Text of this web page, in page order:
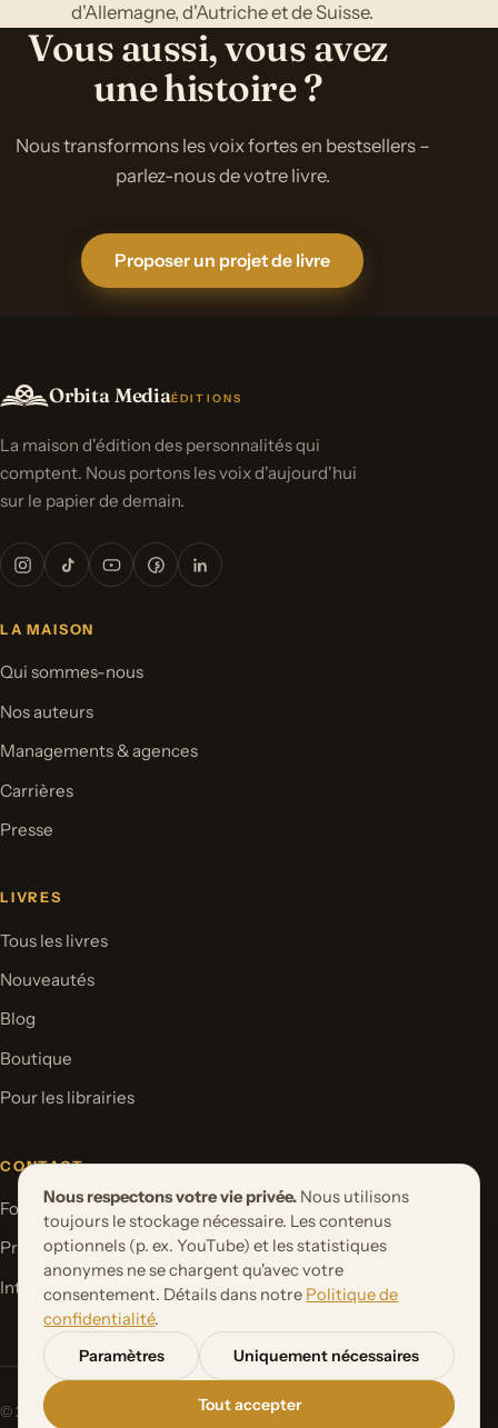
d'Allemagne, d'Autriche et de Suisse.
Vous aussi, vous avez
une histoire ?
Nous transformons les voix fortes en bestsellers –
parlez-nous de votre livre.
Proposer un projet de livre
Orbita MediaÉDITIONS
La maison d'édition des personnalités qui
comptent. Nous portons les voix d'aujourd'hui
sur le papier de demain.
LA MAISON
Qui sommes-nous
Nos auteurs
Managements & agences
Carrières
Presse
LIVRES
Tous les livres
Nouveautés
Blog
Boutique
Pour les librairies
CONTACT
Formulaire de contact
Proposer un projet de livre
International Rights
© 2026 Orbita Media GmbH. Tous droits réservés.
Nous respectons votre vie privée. Nous utilisons
toujours le stockage nécessaire. Les contenus
optionnels (p. ex. YouTube) et les statistiques
anonymes ne se chargent qu'avec votre
consentement. Détails dans notre Politique de
confidentialité.
Paramètres
Uniquement nécessaires
Tout accepter